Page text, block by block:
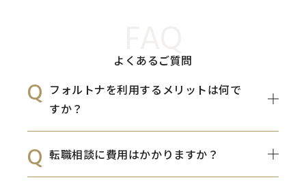
FAQ
よくあるご質問
フォルトナを利用するメリットは何で
すか？
転職相談に費用はかかりますか？